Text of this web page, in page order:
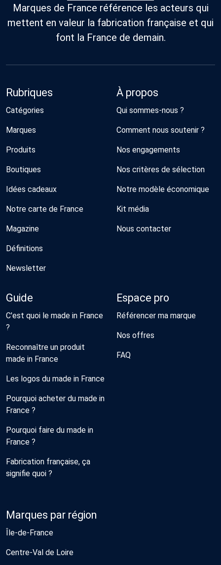
Marques de France référence les acteurs qui
mettent en valeur la fabrication française et qui
font la France de demain.
Rubriques
Catégories
Marques
Produits
Boutiques
Idées cadeaux
Notre carte de France
Magazine
Définitions
Newsletter
À propos
Qui sommes-nous ?
Comment nous soutenir ?
Nos engagements
Nos critères de sélection
Notre modèle économique
Kit média
Nous contacter
Guide
C'est quoi le made in France
?
Reconnaître un produit
made in France
Les logos du made in France
Pourquoi acheter du made in
France ?
Pourquoi faire du made in
France ?
Fabrication française, ça
signifie quoi ?
Espace pro
Référencer ma marque
Nos offres
FAQ
Marques par région
Île-de-France
Centre-Val de Loire